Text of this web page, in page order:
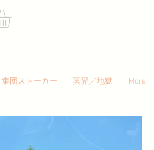
集団ストーカー 冥界／地獄 More